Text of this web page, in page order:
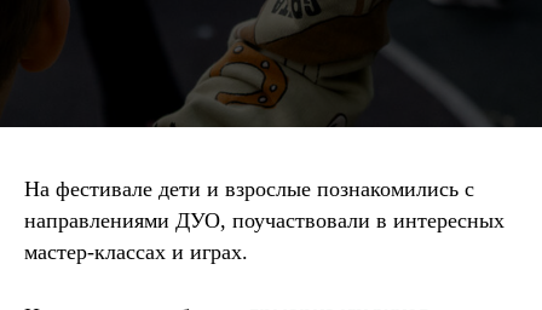
На фестивале дети и взрослые познакомились с
направлениями ДУО, поучаствовали в интересных
мастер-классах и играх.